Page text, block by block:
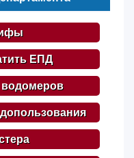
ЕПД
водомеров